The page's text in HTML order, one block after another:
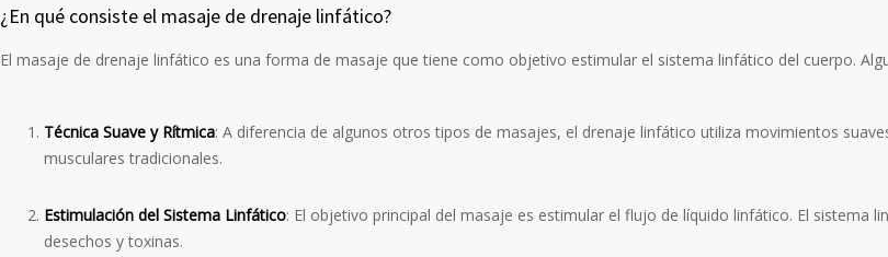
¿En qué consiste el masaje de drenaje linfático?
El masaje de drenaje linfático es una forma de masaje que tiene como objetivo estimular el sistema linfático del cuerpo.
Técnica Suave y Rítmica: A diferencia de algunos otros tipos de masajes, el drenaje linfático utiliza movimientos
musculares tradicionales.
Estimulación del Sistema Linfático: El objetivo principal del masaje es estimular el flujo de líquido linfático. El
desechos y toxinas.